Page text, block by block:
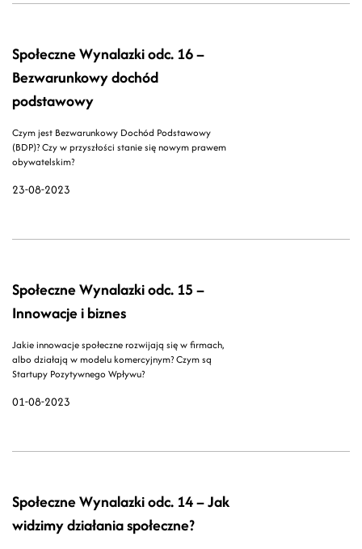
23-08-2023
Społeczne Wynalazki odc. 16 –
Bezwarunkowy dochód
podstawowy
Czym jest Bezwarunkowy Dochód Podstawowy
(BDP)? Czy w przyszłości stanie się nowym prawem
obywatelskim?
01-08-2023
Społeczne Wynalazki odc. 15 –
Innowacje i biznes
Jakie innowacje społeczne rozwijają się w firmach,
albo działają w modelu komercyjnym? Czym są
Startupy Pozytywnego Wpływu?
Społeczne Wynalazki odc. 14 – Jak
widzimy działania społeczne?